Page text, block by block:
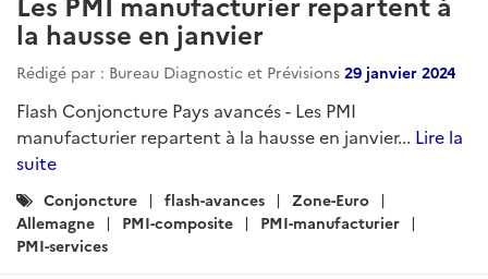
la hausse en janvier
Rédigé par : Bureau Diagnostic et Prévisions 29 janvier 2024
Flash Conjoncture Pays avancés - Les PMI
manufacturier repartent à la hausse en janvier... Lire la
suite
Catégories
:
Conjoncture flash-avances
Zone-Euro
Allemagne
PMI-composite
PMI-manufacturier
PMI-services